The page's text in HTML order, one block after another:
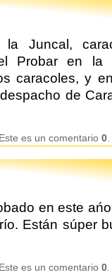
Juncal,
Probar en la
caracoles, y
de
Este es un comentario 0
en este
Están súper
Este es un comentario 0